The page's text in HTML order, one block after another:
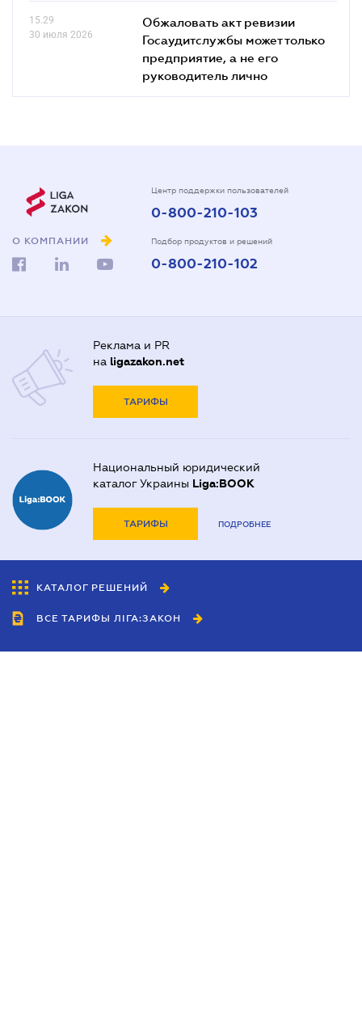
15.29
30 июля 2026
Обжаловать акт ревизии
Госаудитслужбы может только
предприятие, а не его
руководитель лично
О КОМПАНИИ
Центр поддержки пользователей
0-800-210-103
Подбор продуктов и решений
0-800-210-102
Реклама и PR
на ligazakon.net
ТАРИФЫ
Национальный юридический
каталог Украины Liga:BOOK
ТАРИФЫ ПОДРОБНЕЕ
КАТАЛОГ РЕШЕНИЙ
ВСЕ ТАРИФЫ ЛІГА:ЗАКОН